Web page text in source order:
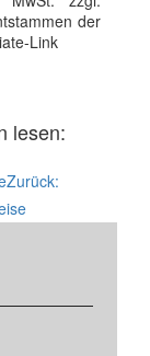
der
Link
lesen:
Zurück: